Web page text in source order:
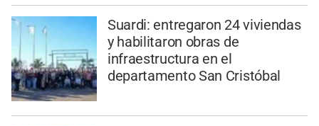
Suardi: entregaron 24 viviendas
y habilitaron obras de
infraestructura en el
departamento San Cristóbal